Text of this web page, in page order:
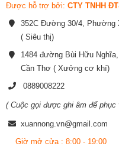
Được hỗ trợ bởi: CTY TNHH
352C Đường 30/4, Phường
( Siêu thị)
1484 đường Bùi Hữu
Cần Thơ ( Xưởng cơ khí)
0889008222
( Cuộc gọi được ghi âm để phục
xuannong.vn@gmail.com
Giờ mở cửa : 8:00 - 19:00